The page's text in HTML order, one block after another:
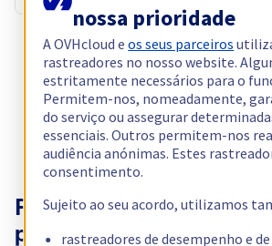
Mostrar mais servidores
Rise: desempenho ao
profissionais
nossa prioridade
A OVHcloud eos seus parceiros
rastreadores no nosso website.
estritamente necessários para o
Permitem-nos, nomeadamente,
do serviço ou assegurar
essenciais. Outros permitem-nos
audiência anónimas. Estes
consentimento.
Sujeito ao seu acordo, utilizamos
rastreadores de desempenho e